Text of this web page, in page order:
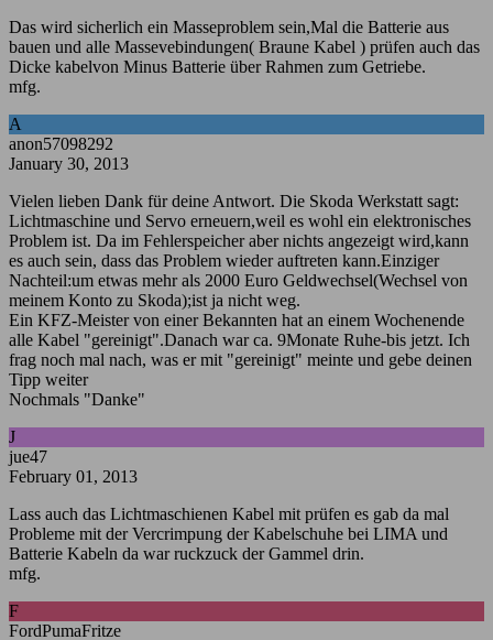
Das wird sicherlich ein Masseproblem sein,Mal die Batterie aus
bauen und alle Massevebindungen( Braune Kabel ) prüfen auch das
Dicke kabelvon Minus Batterie über Rahmen zum Getriebe.
mfg.
A
anon57098292
January 30, 2013
Vielen lieben Dank für deine Antwort. Die Skoda Werkstatt sagt:
Lichtmaschine und Servo erneuern,weil es wohl ein elektronisches
Problem ist. Da im Fehlerspeicher aber nichts angezeigt wird,kann
es auch sein, dass das Problem wieder auftreten kann.Einziger
Nachteil:um etwas mehr als 2000 Euro Geldwechsel(Wechsel von
meinem Konto zu Skoda);ist ja nicht weg.
Ein KFZ-Meister von einer Bekannten hat an einem Wochenende
alle Kabel "gereinigt".Danach war ca. 9Monate Ruhe-bis jetzt. Ich
frag noch mal nach, was er mit "gereinigt" meinte und gebe deinen
Tipp weiter
Nochmals "Danke"
J
jue47
February 01, 2013
Lass auch das Lichtmaschienen Kabel mit prüfen es gab da mal
Probleme mit der Vercrimpung der Kabelschuhe bei LIMA und
Batterie Kabeln da war ruckzuck der Gammel drin.
mfg.
F
FordPumaFritze